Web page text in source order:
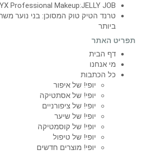
Professional Makeup:JELLY JOB
טרנד הטיק טוק המסוכן: בני נוער
ביותר
תפריט האתר
דף הבית
מי אנחנו
כל הכתבות
יופי! של איפור
יופי! של אסתטיקה
יופי! של ציפורניים
יופי! של שיער
יופי! של קוסמטיקה
יופי! של טיפול
יופי! מוצרים חדשים